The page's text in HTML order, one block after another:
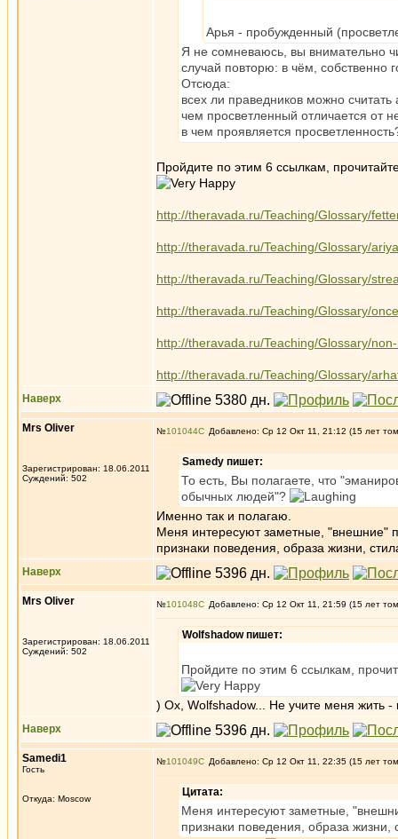
Арья - пробужденный
Я не сомневаюсь, вы внимательно
случай повторю: в чём, собственно
Отсюда:
всех ли праведников можно считать
чем просветленный отличается от
в чем проявляется
Пройдите по этим 6 ссылкам,
http://theravada.ru/Teaching/Glossary/
http://theravada.ru/Teaching/Glossary/
http://theravada.ru/Teaching/Glossary/
http://theravada.ru/Teaching/Glossary/
http://theravada.ru/Teaching/Glossary/
http://theravada.ru/Teaching/Glossary/
Наверх
Mrs Oliver
Зарегистрирован: 18.06.2011
Суждений: 502
№101044 Добавлено: Ср 12 Окт 11, 21:12 (15 лет
Samedy пишет:
То есть, Вы полагаете, что
обычных людей"?
Именно так и полагаю.
Меня интересуют заметные, "внешние"
признаки поведения, образа жизни,
Наверх
Mrs Oliver
Зарегистрирован: 18.06.2011
Суждений: 502
№101048 Добавлено: Ср 12 Окт 11, 21:59 (15 лет
Wolfshadow пишет:
Пройдите по этим 6 ссылкам,
) Ох, Wolfshadow... Не учите меня жить
Наверх
Samedi1
Гость
Откуда: Moscow
№101049 Добавлено: Ср 12 Окт 11, 22:35 (15 лет
Цитата:
Меня интересуют заметные,
признаки поведения, образа